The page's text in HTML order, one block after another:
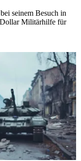
seinem Besuch in
Militärhilfe für